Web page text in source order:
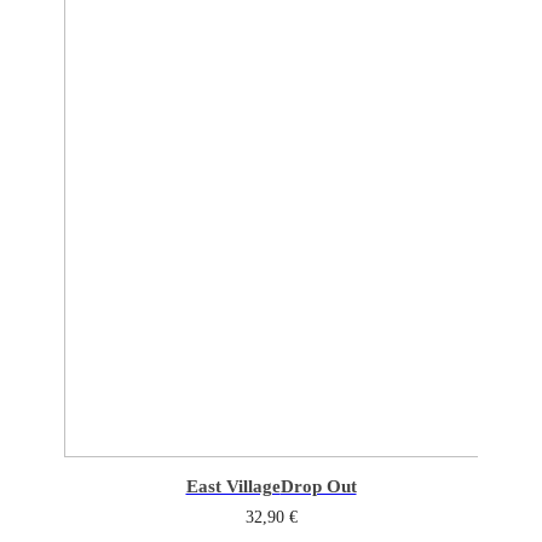
East VillageDrop Out
32,90 €